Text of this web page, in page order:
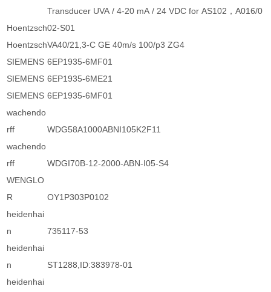
Hoentzsch
Transducer UVA / 4-20 mA / 24 VDC for AS102，A016/0
02-S01
HoentzschVA40/21,3-C GE 40m/s 100/p3 ZG4
SIEMENS 6EP1935-6MF01
SIEMENS 6EP1935-6ME21
SIEMENS 6EP1935-6MF01
wachendo
rff
WDG58A1000ABNI105K2F11
wachendo
rff
WDGI70B-12-2000-ABN-I05-S4
WENGLO
R
OY1P303P0102
heidenhai
n
735117-53
heidenhai
n
ST1288,ID:383978-01
heidenhai